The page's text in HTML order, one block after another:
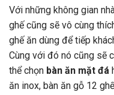
Với những không gian
ghế cũng sẽ vô cùng
ghế ăn dùng để tiếp
Cùng với đó nó cũng sẽ
thể chọn bàn ăn mặt đá
ăn inox, bàn ăn gỗ 12